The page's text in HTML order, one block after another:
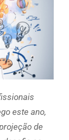
este ano,
de